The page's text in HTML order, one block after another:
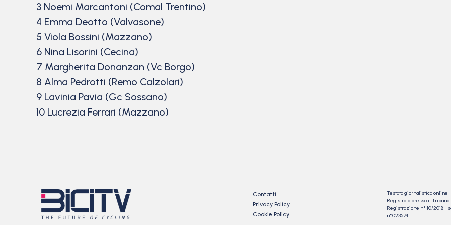
3 Noemi Marcantoni (Comal Trentino)
4 Emma Deotto (Valvasone)
5 Viola Bossini (Mazzano)
6 Nina Lisorini (Cecina)
7 Margherita Donanzan (Vc Borgo)
8 Alma Pedrotti (Remo Calzolari)
9 Lavinia Pavia (Gc Sossano)
10 Lucrezia Ferrari (Mazzano)
Contatti
Privacy Policy
Cookie Policy
Testata giornalistica online
Registrata presso il
Registrazione n° 10/2018
n°023574